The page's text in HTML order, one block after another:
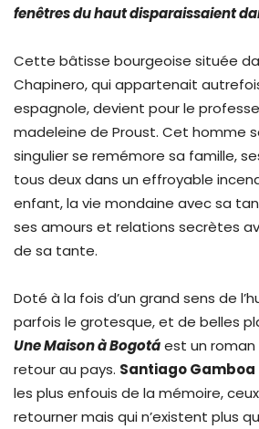
fenêtres du haut disparaissaient
Cette bâtisse bourgeoise située
Chapinero, qui appartenait
espagnole, devient pour le
madeleine de Proust. Cet homme
singulier se remémore sa famille,
tous deux dans un effroyable
enfant, la vie mondaine avec sa
ses amours et relations secrètes
de sa tante.
Doté à la fois d’un grand sens de
parfois le grotesque, et de belles
Une Maison à Bogotáest un roman
retour au pays. Santiago Gamboa
les plus enfouis de la mémoire,
retourner mais qui n’existent plus